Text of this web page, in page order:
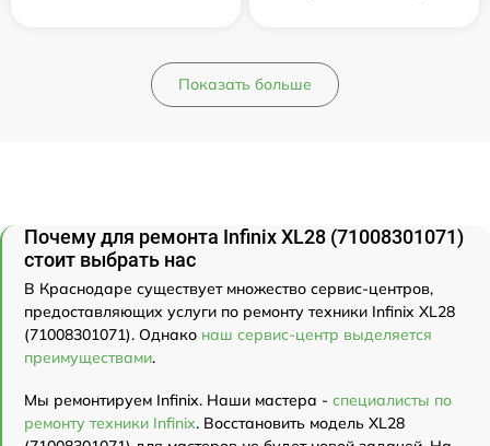
Показать больше
Почему для ремонта Infinix XL28 (71008301071)
стоит выбрать нас
В Краснодаре существует множество сервис-центров,
предоставляющих услуги по ремонту техники Infinix XL28
(71008301071). Однако наш сервис-центр выделяется
преимуществами.
Мы ремонтируем Infinix. Наши мастера - специалисты по
ремонту техники Infinix. Восстановить модель XL28